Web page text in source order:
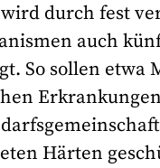
durch fest
auch
So sollen etwa
Härten